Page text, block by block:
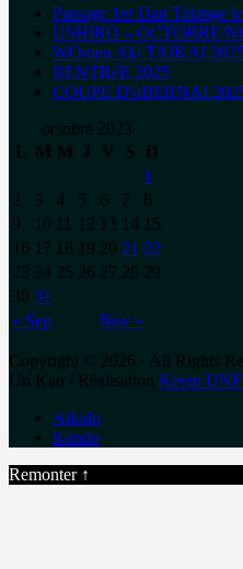
Passage 1er Dan Talange
USHIRO – OCTOBRE/
WOmen Aki TAIKAI
RENTRéE 2025
COUPE D'oBERNAI
octobre 2023
L
M M J V S D
« Sep Nov »
1
2
3 4 5 6 7
8
9
10 12 13 14
15
16
17 18 19 20 21 22
23 24 25 26 27 28 29
30 31
Copyright © 2026 · All Rights
Un Kan / Réalisation Kevin
Aïkido
Kendo
Remonter ↑